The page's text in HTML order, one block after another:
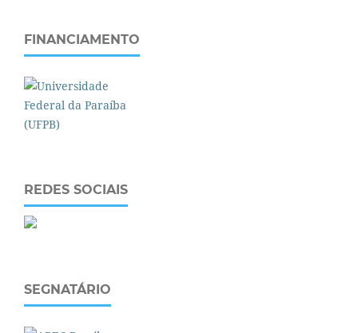
FINANCIAMENTO
REDES SOCIAIS
SEGNATÁRIO